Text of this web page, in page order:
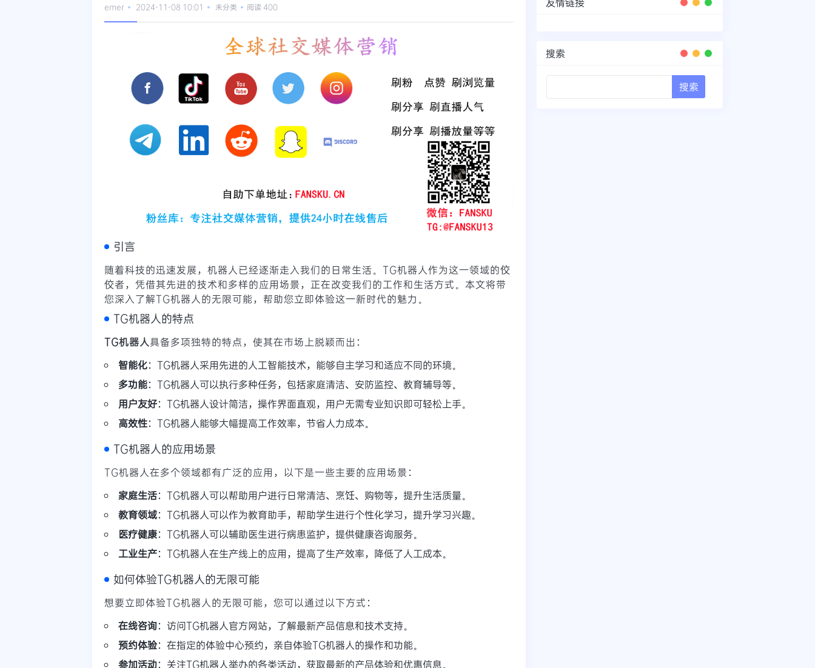
emer 2024-11-08 10:01 未分类 阅读 400
引言
随着科技的迅速发展，机器人已经逐渐走入我们的日常生活。TG机器人作为这一领域的佼
佼者，凭借其先进的技术和多样的应用场景，正在改变我们的工作和生活方式。本文将带
您深入了解TG机器人的无限可能，帮助您立即体验这一新时代的魅力。
TG机器人的特点
TG机器人具备多项独特的特点，使其在市场上脱颖而出：
智能化：TG机器人采用先进的人工智能技术，能够自主学习和适应不同的环境。
多功能：TG机器人可以执行多种任务，包括家庭清洁、安防监控、教育辅导等。
用户友好：TG机器人设计简洁，操作界面直观，用户无需专业知识即可轻松上手。
高效性：TG机器人能够大幅提高工作效率，节省人力成本。
TG机器人的应用场景
TG机器人在多个领域都有广泛的应用，以下是一些主要的应用场景：
家庭生活：TG机器人可以帮助用户进行日常清洁、烹饪、购物等，提升生活质量。
教育领域：TG机器人可以作为教育助手，帮助学生进行个性化学习，提升学习兴趣。
医疗健康：TG机器人可以辅助医生进行病患监护，提供健康咨询服务。
工业生产：TG机器人在生产线上的应用，提高了生产效率，降低了人工成本。
如何体验TG机器人的无限可能
想要立即体验TG机器人的无限可能，您可以通过以下方式：
在线咨询：访问TG机器人官方网站，了解最新产品信息和技术支持。
预约体验：在指定的体验中心预约，亲自体验TG机器人的操作和功能。
参加活动：关注TG机器人举办的各类活动，获取最新的产品体验和优惠信息。
搜索